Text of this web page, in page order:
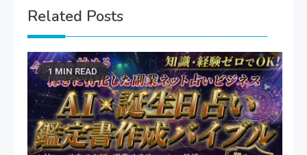
Related Posts
1 MIN READ